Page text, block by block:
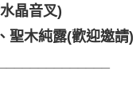
晶音叉)
聖木純露(歡迎邀請)